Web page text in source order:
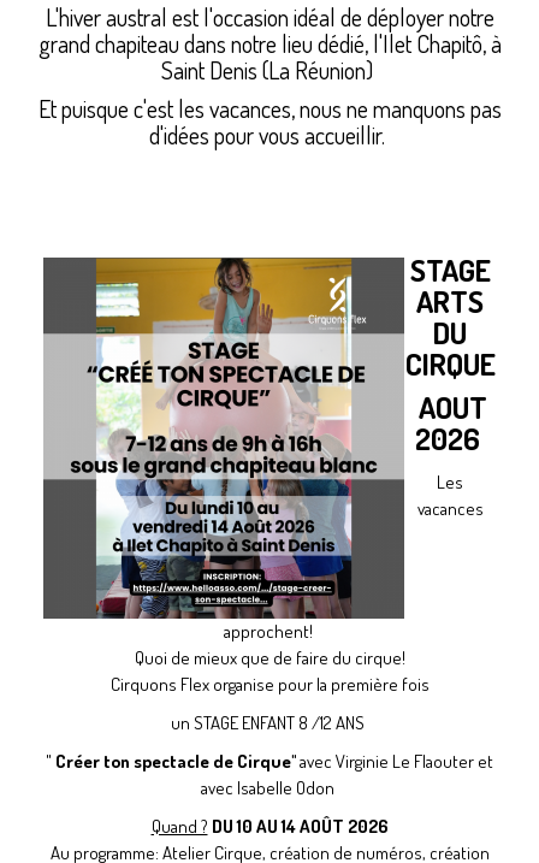
L'hiver austral est l'occasion idéal de déployer notre
grand chapiteau dans notre lieu dédié, l'Ilet Chapitô, à
Saint Denis (La Réunion)
Et puisque c'est les vacances, nous ne manquons pas
d'idées pour vous accueillir.
STAGE
ARTS
DU
CIRQUE
AOUT
2026
Les
vacances
approchent!
Quoi de mieux que de faire du cirque!
Cirquons Flex organise pour la première fois
un STAGE ENFANT 8 /12 ANS
" Créer ton spectacle de Cirque"avec Virginie Le Flaouter et
avec Isabelle Odon
Quand ? DU 10 AU 14 AOÛT 2026
Au programme: Atelier Cirque, création de numéros, création